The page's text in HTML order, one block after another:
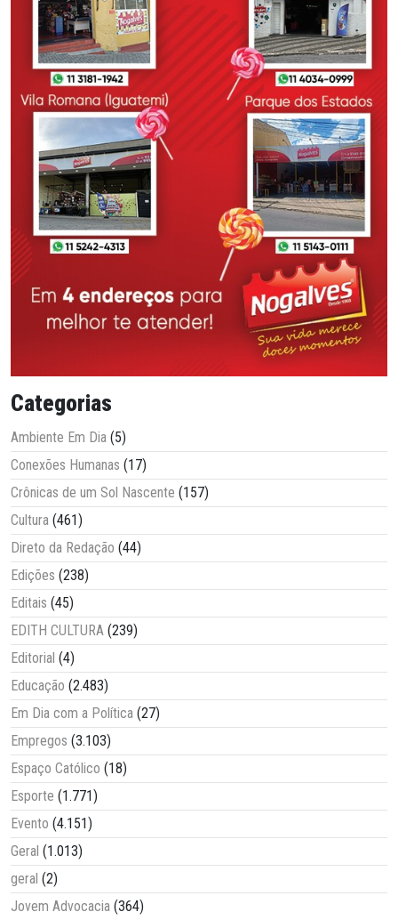
Categorias
Ambiente Em Dia (5)
Conexões Humanas (17)
Crônicas de um Sol Nascente (157)
Cultura (461)
Direto da Redação (44)
Edições (238)
Editais (45)
EDITH CULTURA (239)
Editorial (4)
Educação (2.483)
Em Dia com a Política (27)
Empregos (3.103)
Espaço Católico (18)
Esporte (1.771)
Evento (4.151)
Geral (1.013)
geral (2)
Jovem Advocacia (364)